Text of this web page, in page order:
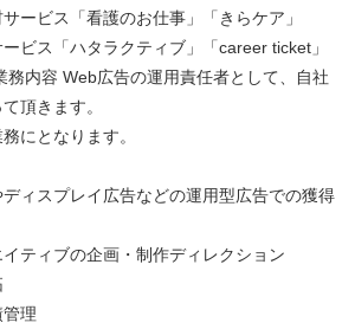
ービス「看護のお仕事」「きらケア」
ビス「ハタラクティブ」「career ticket」
務内容 Web広告の運用責任者として、自社
頂きます。
にとなります。
ディスプレイ広告などの運用型広告での獲得
イティブの企画・制作ディレクション
管理